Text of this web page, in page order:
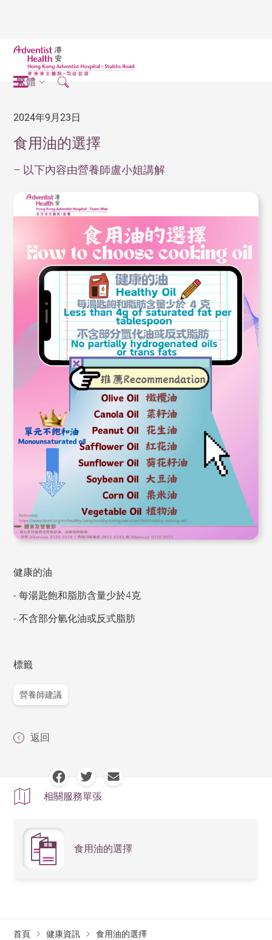
繁體
2024年9月23日
食用油的選擇
– 以下內容由營養師盧小姐講解
健康的油
- 每湯匙飽和脂肪含量少於4克
- 不含部分氫化油或反式脂肪
標籤
營養師建議
返回
相關服務單張
食用油的選擇
首頁 健康資訊 食用油的選擇